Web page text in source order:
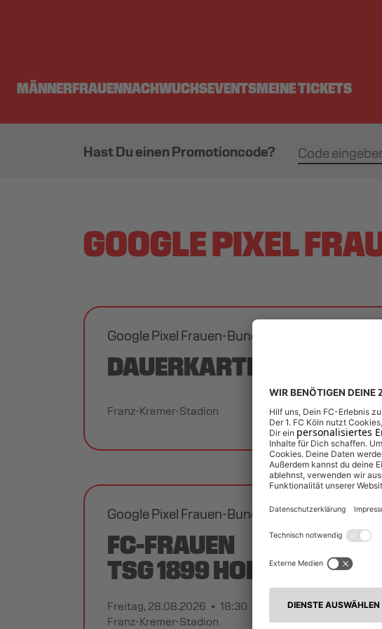
Hast Du einen Promotioncode?
GOOGLE PIXEL
Google Pixel Frauen-Bundesliga 2026/27
DAUERKARTE FC-
Franz-Kremer-Stadion
Google Pixel Frauen-Bundesliga 2026/27 2.
FC-FRAUEN
TSG 1899 HOFFENHEIM
Freitag, 28.08.2026
18:30
Franz-Kremer-Stadion
MÄNNERFRAUENNACHWUCHSEVENTSMEINE TICKETS